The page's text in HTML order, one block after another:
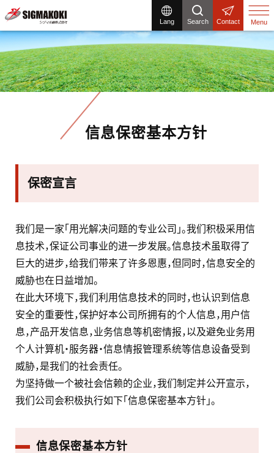
Lang Search Contact Menu
信息保密基本方针
保密宣言
我们是一家「用光解决问题的专业公司」。我们积极采用信
息技术，保证公司事业的进一步发展。信息技术虽取得了
巨大的进步，给我们带来了许多恩惠，但同时，信息安全的
威胁也在日益增加。
在此大环境下，我们利用信息技术的同时，也认识到信息
安全的重要性，保护好本公司所拥有的个人信息，用户信
息，产品开发信息，业务信息等机密情报，以及避免业务用
个人计算机・服务器・信息情报管理系统等信息设备受到
威胁，是我们的社会责任。
为坚持做一个被社会信赖的企业，我们制定并公开宣示，
我们公司会积极执行如下「信息保密基本方针」。
信息保密基本方针